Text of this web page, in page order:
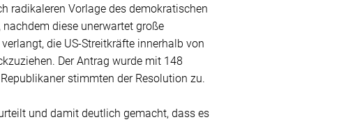
radikaleren Vorlage des demokratischen
diese unerwartet große
die US-Streitkräfte innerhalb von
Der Antrag wurde mit 148
stimmten der Resolution zu.
und damit deutlich gemacht, dass es